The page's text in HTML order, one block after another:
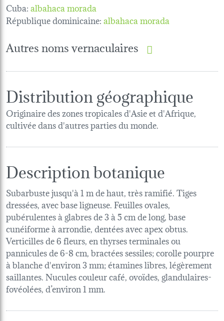
Cuba:albahaca morada
République dominicaine:albahaca morada
Autres noms vernaculaires
Distribution géographique
Originaire des zones tropicales d'Asie et d'Afrique,
cultivée dans d'autres parties du monde.
Description botanique
Subarbuste jusqu'à 1 m de haut, très ramifié. Tiges
dressées, avec base ligneuse. Feuilles ovales,
pubérulentes à glabres de 3 à 5 cm de long, base
cunéiforme à arrondie, dentées avec apex obtus.
Verticilles de 6 fleurs, en thyrses terminales ou
pannicules de 6-8 cm, bractées sessiles; corolle pourpre
à blanche d'environ 3 mm; étamines libres, légèrement
saillantes. Nucules couleur café, ovoïdes, glandulaires-
fovéolées, d’environ 1 mm.